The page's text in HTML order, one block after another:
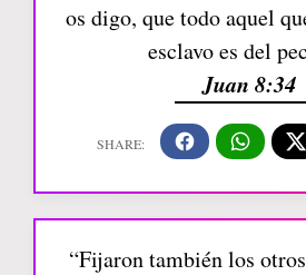
os digo, que todo aquel
esclavo es del
Juan 8:34
“Fijaron también los